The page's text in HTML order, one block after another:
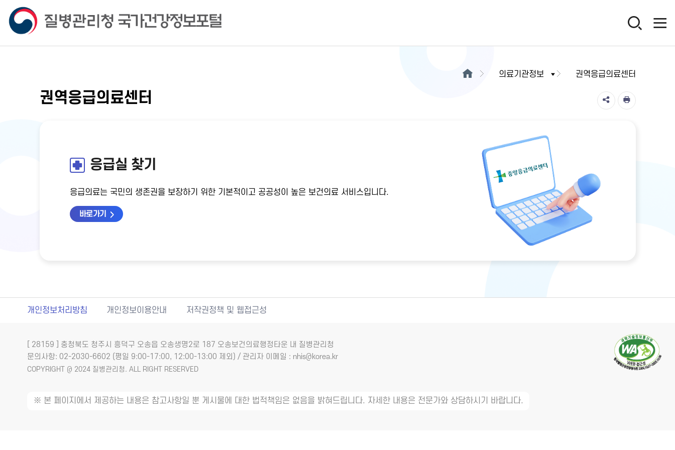
의료기관정보 권역응급의료센터
권역응급의료센터
응급실 찾기
응급의료는 국민의 생존권을 보장하기 위한 기본적이고 공공성이 높은 보건의료 서비스입니다.
바로가기
개인정보처리방침 개인정보이용안내 저작권정책 및 웹접근성
[ 28159 ] 충청북도 청주시 흥덕구 오송읍 오송생명2로 187 오송보건의료행정타운 내 질병관리청
문의사항: 02-2030-6602 (평일 9:00-17:00, 12:00-13:00 제외) / 관리자 이메일 : nhis@korea.kr
COPYRIGHT @ 2024 질병관리청. ALL RIGHT RESERVED
※ 본 페이지에서 제공하는 내용은 참고사항일 뿐 게시물에 대한 법적책임은 없음을 밝혀드립니다. 자세한 내용은 전문가와 상담하시기 바랍니다.